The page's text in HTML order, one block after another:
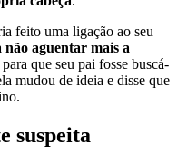
feito uma ligação ao seu
aguentar mais a
que seu pai fosse buscá-
mudou de ideia e disse que
suspeita